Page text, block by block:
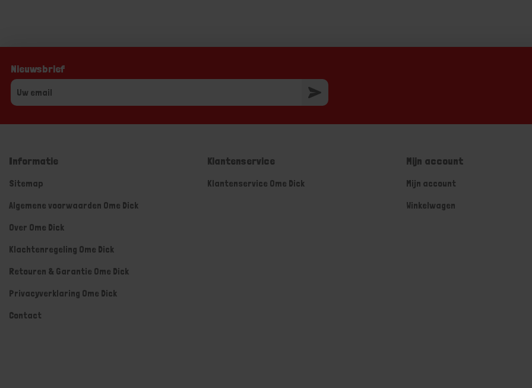
Nieuwsbrief
Informatie
Sitemap
Algemene voorwaarden Ome Dick
Over Ome Dick
Klachtenregeling Ome Dick
Retouren & Garantie Ome Dick
Privacyverklaring Ome Dick
Contact
Klantenservice
Klantenservice Ome Dick
Mijn account
Mijn account
Winkelwagen